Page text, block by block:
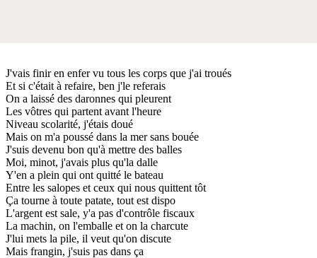
J'vais finir en enfer vu tous les corps que j'ai troués
Et si c'était à refaire, ben j'le referais
On a laissé des daronnes qui pleurent
Les vôtres qui partent avant l'heure
Niveau scolarité, j'étais doué
Mais on m'a poussé dans la mer sans bouée
J'suis devenu bon qu'à mettre des balles
Moi, minot, j'avais plus qu'la dalle
Y'en a plein qui ont quitté le bateau
Entre les salopes et ceux qui nous quittent tôt
Ça tourne à toute patate, tout est dispo
L'argent est sale, y'a pas d'contrôle fiscaux
La machin, on l'emballe et on la charcute
J'lui mets la pile, il veut qu'on discute
Mais frangin, j'suis pas dans ça